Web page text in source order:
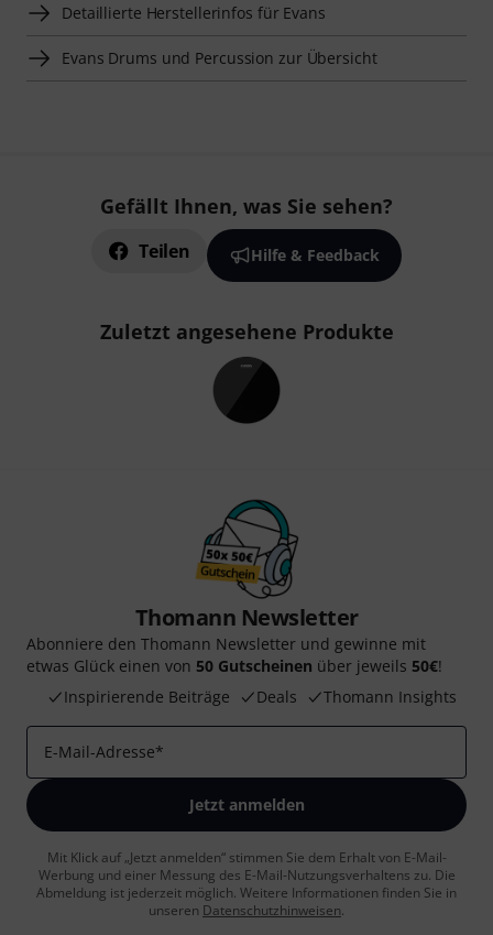
Detaillierte Herstellerinfos für Evans
Evans Drums und Percussion zur Übersicht
Gefällt Ihnen, was Sie sehen?
Teilen Hilfe & Feedback
Zuletzt angesehene Produkte
Thomann Newsletter
Abonniere den Thomann Newsletter und gewinne mit
etwas Glück einen von 50 Gutscheinen über jeweils 50€!
Inspirierende Beiträge
Deals Thomann Insights
E-Mail-Adresse*
Jetzt anmelden
Mit Klick auf „Jetzt anmelden“ stimmen Sie dem Erhalt von E-Mail-
Werbung und einer Messung des E-Mail-Nutzungsverhaltens zu. Die
Abmeldung ist jederzeit möglich. Weitere Informationen finden Sie in
unseren Datenschutzhinweisen.